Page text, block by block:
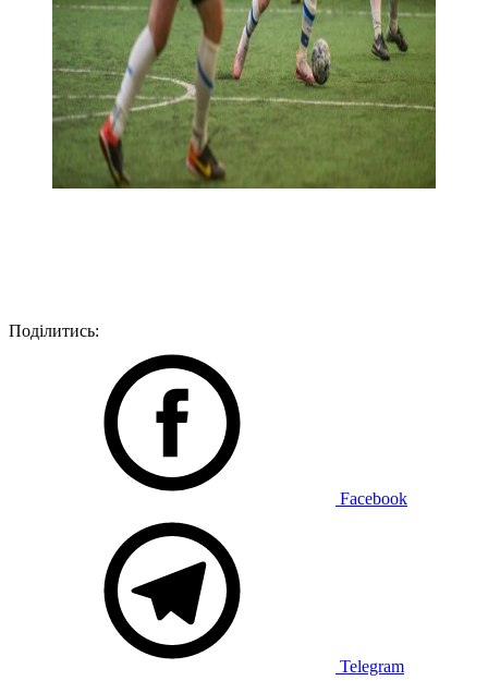
Поділитись:
Facebook
Telegram